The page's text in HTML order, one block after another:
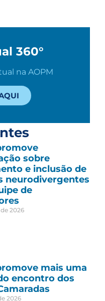
360°
na AOPM
sobre
e inclusão de
neurodivergentes
de
2026
mais uma
encontro dos
2026